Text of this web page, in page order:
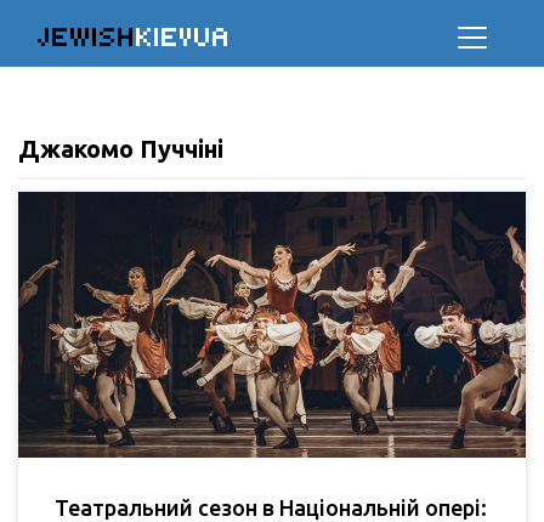
JEWISHKIEVUA
Джакомо Пуччіні
Театральний сезон в Національній опері: